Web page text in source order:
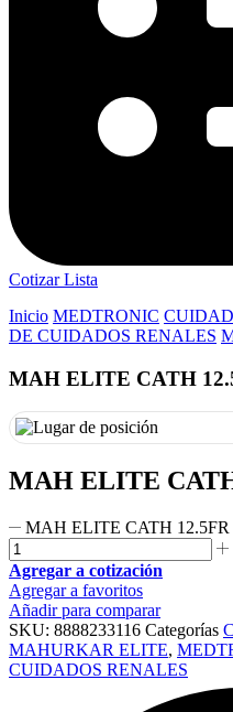
Cotizar Lista
Inicio MEDTRONIC
DE CUIDADOS RENALES
MAH ELITE CATH
MAH ELITE
MAH ELITE CATH 12.5FR
Agregar a cotización
Agregar a favoritos
Añadir para comparar
SKU: 8888233116 Categorías
MAHURKAR ELITE,
CUIDADOS RENALES